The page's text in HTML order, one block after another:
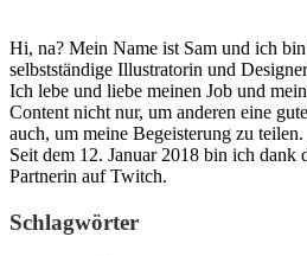
Hi, na? Mein Name ist Sam und ich
selbstständige Illustratorin und
Ich lebe und liebe meinen Job und
Content nicht nur, um anderen eine
auch, um meine Begeisterung zu teilen.
Seit dem 12. Januar 2018 bin ich
Partnerin auf Twitch.
Schlagwörter